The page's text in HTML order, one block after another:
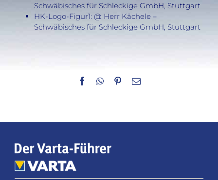
Schwäbisches für Schleckige GmbH, Stuttgart
HK-Logo-Figur1: @ Herr Kächele –
Schwäbisches für Schleckige GmbH, Stuttgart
Facebook
WhatsApp
Pinterest
E-